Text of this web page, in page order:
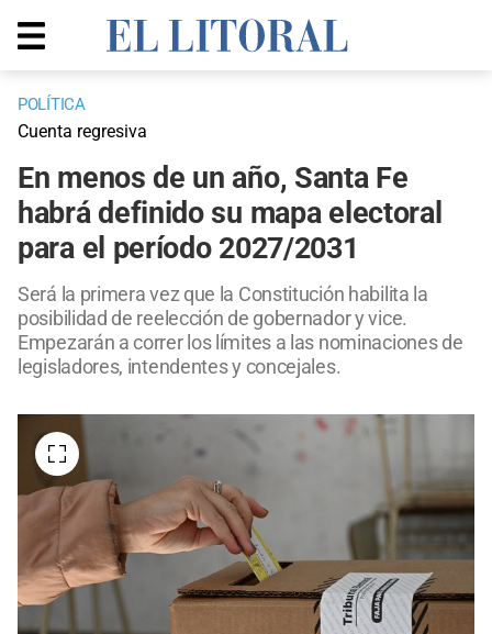
POLÍTICA
Cuenta regresiva
En menos de un año, Santa Fe
habrá definido su mapa electoral
para el período 2027/2031
Será la primera vez que la Constitución habilita la
posibilidad de reelección de gobernador y vice.
Empezarán a correr los límites a las nominaciones de
legisladores, intendentes y concejales.